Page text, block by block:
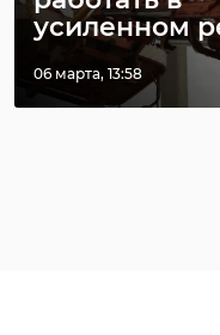
усиленном
06 марта, 13:58